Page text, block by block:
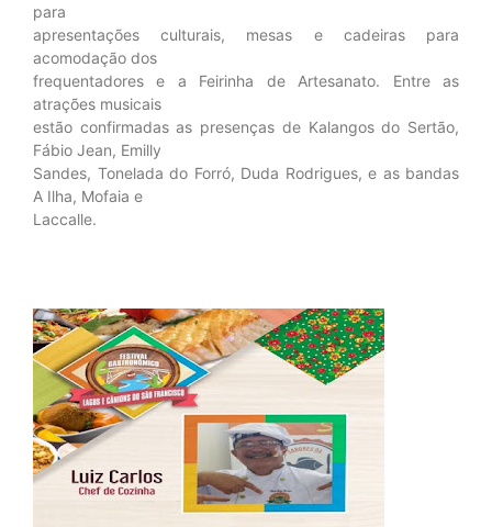
para
apresentações culturais, mesas e cadeiras para
acomodação dos
frequentadores e a Feirinha de Artesanato. Entre as
atrações musicais
estão confirmadas as presenças de Kalangos do Sertão,
Fábio Jean, Emilly
Sandes, Tonelada do Forró, Duda Rodrigues, e as bandas
A Ilha, Mofaia e
Laccalle.